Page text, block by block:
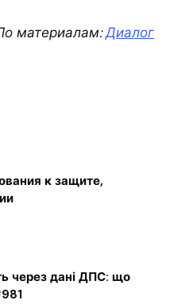
материалам:Диалог
к защите,
через дані ДПС: що